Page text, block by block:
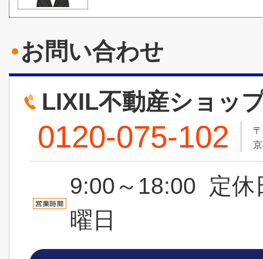
お問い合わせ
LIXIL不動産ショッ
0120-075-102
9:00～18:00 定休
曜日